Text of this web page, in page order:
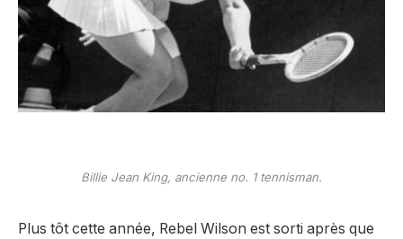
Billie Jean King, ancienne no. 1 tennisman.
Plus tôt cette année, Rebel Wilson est sorti après que